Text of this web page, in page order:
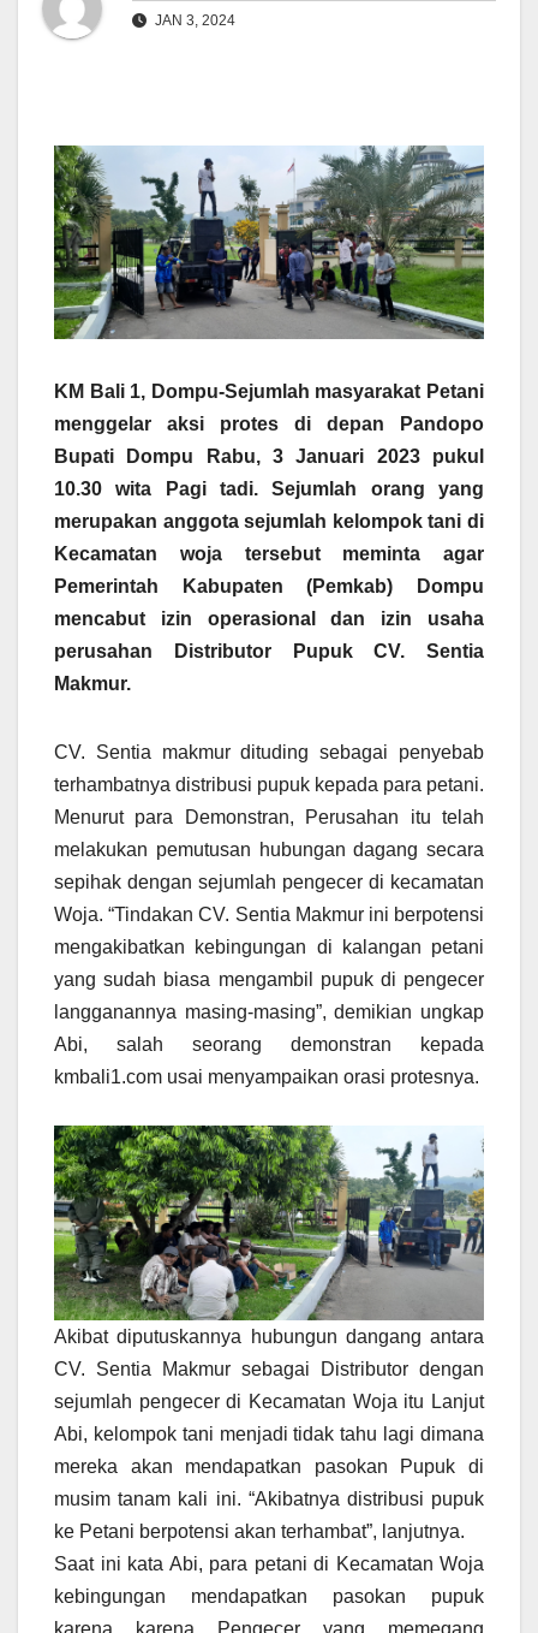
JAN 3, 2024
KM Bali 1, Dompu-Sejumlah masyarakat Petani
menggelar aksi protes di depan Pandopo
Bupati Dompu Rabu, 3 Januari 2023 pukul
10.30 wita Pagi tadi. Sejumlah orang yang
merupakan anggota sejumlah kelompok tani di
Kecamatan woja tersebut meminta agar
Pemerintah Kabupaten (Pemkab) Dompu
mencabut izin operasional dan izin usaha
perusahan Distributor Pupuk CV. Sentia
Makmur.
CV. Sentia makmur dituding sebagai penyebab
terhambatnya distribusi pupuk kepada para petani.
Menurut para Demonstran, Perusahan itu telah
melakukan pemutusan hubungan dagang secara
sepihak dengan sejumlah pengecer di kecamatan
Woja. “Tindakan CV. Sentia Makmur ini berpotensi
mengakibatkan kebingungan di kalangan petani
yang sudah biasa mengambil pupuk di pengecer
langganannya masing-masing”, demikian ungkap
Abi, salah seorang demonstran kepada
kmbali1.com usai menyampaikan orasi protesnya.
Akibat diputuskannya hubungun dangang antara
CV. Sentia Makmur sebagai Distributor dengan
sejumlah pengecer di Kecamatan Woja itu Lanjut
Abi, kelompok tani menjadi tidak tahu lagi dimana
mereka akan mendapatkan pasokan Pupuk di
musim tanam kali ini. “Akibatnya distribusi pupuk
ke Petani berpotensi akan terhambat”, lanjutnya.
Saat ini kata Abi, para petani di Kecamatan Woja
kebingungan mendapatkan pasokan pupuk
karena karena Pengecer yang memegang